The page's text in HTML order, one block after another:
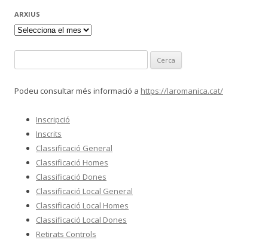
ARXIUS
Arxius
Podeu consultar més informació a https://laromanica.cat/
Inscripció
Inscrits
Classificació General
Classificació Homes
Classificació Dones
Classificació Local General
Classificació Local Homes
Classificació Local Dones
Retirats Controls